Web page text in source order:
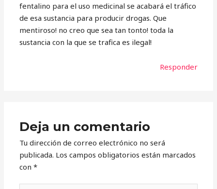
fentalino para el uso medicinal se acabará el tráfico
de esa sustancia para producir drogas. Que
mentiroso! no creo que sea tan tonto! toda la
sustancia con la que se trafica es ilegal!
Responder
Deja un comentario
Tu dirección de correo electrónico no será
publicada. Los campos obligatorios están marcados
con*